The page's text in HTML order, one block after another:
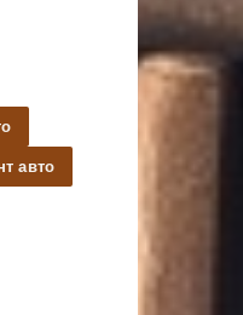
авто